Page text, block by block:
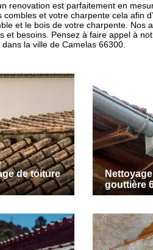
renovation est parfaitement en
et votre charpente cela afin
et le bois de votre charpente. Nos
et besoins. Pensez à faire appel à
la ville de Camelas 66300.
de toiture
gouttière